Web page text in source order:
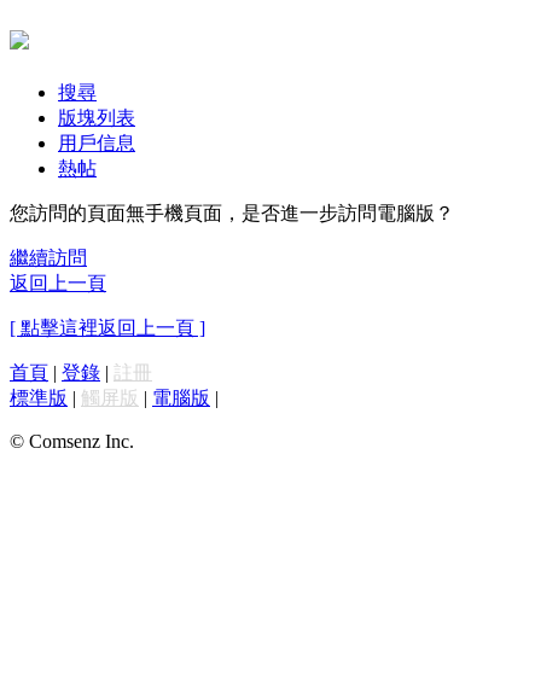
搜尋
版塊列表
用戶信息
熱帖
您訪問的頁面無手機頁面，是否進一步訪問電腦版？
繼續訪問
返回上一頁
[ 點擊這裡返回上一頁 ]
首頁 | 登錄 | 註冊
標準版 | 觸屏版 | 電腦版 |
© Comsenz Inc.